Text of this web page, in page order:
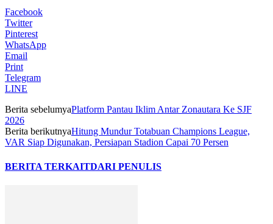
Facebook
Twitter
Pinterest
WhatsApp
Email
Print
Telegram
LINE
Berita sebelumyaPlatform Pantau Iklim Antar Zonautara Ke SJF
2026
Berita berikutnyaHitung Mundur Totabuan Champions League,
VAR Siap Digunakan, Persiapan Stadion Capai 70 Persen
BERITA TERKAITDARI PENULIS